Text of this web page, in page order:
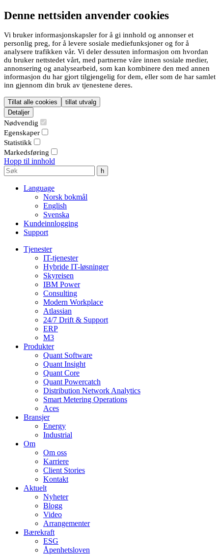
Denne nettsiden anvender cookies
Vi bruker informasjonskapsler for å gi innhold og annonser et
personlig preg, for å levere sosiale mediefunksjoner og for å
analysere trafikken vår. Vi deler dessuten informasjon om hvordan
du bruker nettstedet vårt, med partnerne våre innen sosiale medier,
annonsering og analysearbeid, som kan kombinere den med annen
informasjon du har gjort tilgjengelig for dem, eller som de har samlet
inn gjennom din bruk av tjenestene deres.
Tillat alle cookies
tillat utvalg
Detaljer
Nødvendig
Egenskaper
Statistikk
Markedsføring
Hopp til innhold
Language
Norsk bokmål
English
Svenska
Kundeinnlogging
Support
Tjenester
IT-tjenester
Hybride IT-løsninger
Skyreisen
IBM Power
Consulting
Modern Workplace
Atlassian
24/7 Drift & Support
ERP
M3
Produkter
Quant Software
Quant Insight
Quant Core
Quant Powercatch
Distribution Network Analytics
Smart Metering Operations
Aces
Bransjer
Energy
Industrial
Om
Om oss
Karriere
Client Stories
Kontakt
Aktuelt
Nyheter
Blogg
Video
Arrangementer
Bærekraft
ESG
Åpenhetsloven